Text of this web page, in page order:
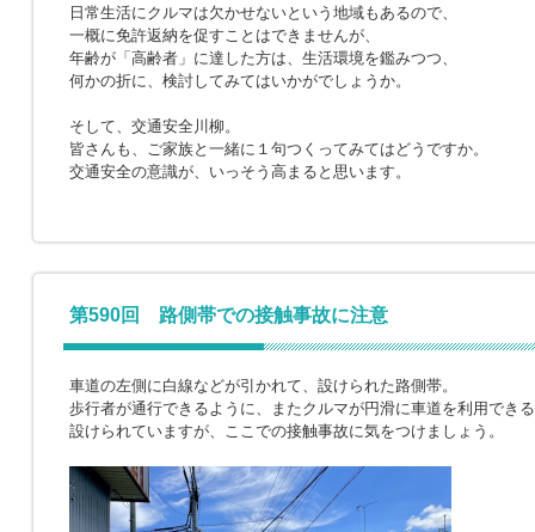
日常生活にクルマは欠かせないという地域もあるので、
一概に免許返納を促すことはできませんが、
年齢が「高齢者」に達した方は、生活環境を鑑みつつ、
何かの折に、検討してみてはいかがでしょうか。
そして、交通安全川柳。
皆さんも、ご家族と一緒に１句つくってみてはどうですか。
交通安全の意識が、いっそう高まると思います。
第590回 路側帯での接触事故に注意
車道の左側に白線などが引かれて、設けられた路側帯。
歩行者が通行できるように、またクルマが円滑に車道を利用でき
設けられていますが、ここでの接触事故に気をつけましょう。